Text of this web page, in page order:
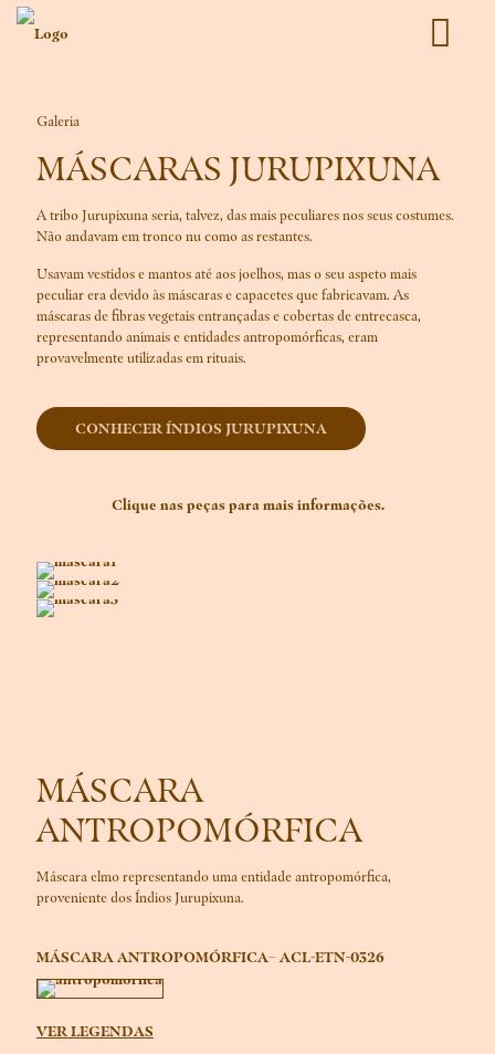
Galeria
MÁSCARAS JURUPIXUNA
A tribo Jurupixuna seria, talvez, das mais peculiares nos seus costumes.
Não andavam em tronco nu como as restantes.
Usavam vestidos e mantos até aos joelhos, mas o seu aspeto mais
peculiar era devido às máscaras e capacetes que fabricavam. As
máscaras de fibras vegetais entrançadas e cobertas de entrecasca,
representando animais e entidades antropomórficas, eram
provavelmente utilizadas em rituais.
CONHECER ÍNDIOS JURUPIXUNA
Clique nas peças para mais informações.
MÁSCARA
ANTROPOMÓRFICA
Máscara elmo representando uma entidade antropomórfica,
proveniente dos Índios Jurupixuna.
MÁSCARA ANTROPOMÓRFICA– ACL-ETN-0326
VER LEGENDAS